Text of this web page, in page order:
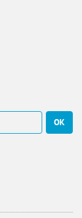
ОК